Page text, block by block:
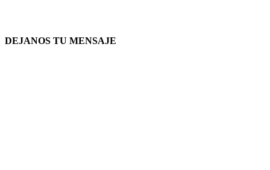
DEJANOS TU MENSAJE